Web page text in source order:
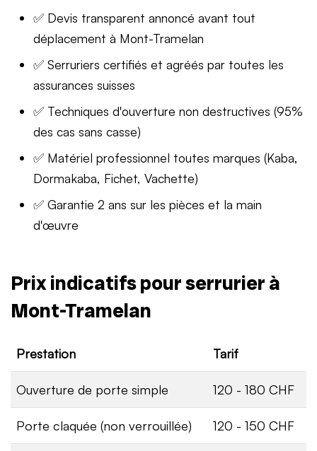
✅ Devis transparent annoncé avant tout
déplacement à Mont-Tramelan
✅ Serruriers certifiés et agréés par toutes les
assurances suisses
✅ Techniques d'ouverture non destructives (95%
des cas sans casse)
✅ Matériel professionnel toutes marques (Kaba,
Dormakaba, Fichet, Vachette)
✅ Garantie 2 ans sur les pièces et la main
d'œuvre
Prix indicatifs pour serrurier à
Mont-Tramelan
Prestation Tarif
Ouverture de porte simple 120 - 180 CHF
Porte claquée (non verrouillée) 120 - 150 CHF